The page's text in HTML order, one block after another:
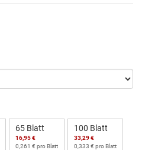
65 Blatt
16,95 €
0,261 € pro Blatt
100 Blatt
33,29 €
0,333 € pro Blatt